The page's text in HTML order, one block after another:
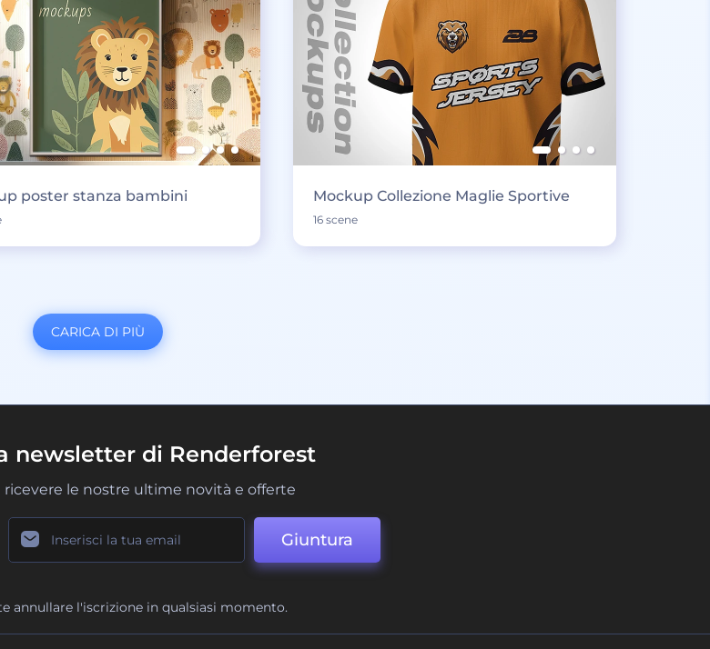
poster stanza bambini Mockup Collezione Maglie Sportive
16 scene
CARICA DI PIÙ
newsletter di Renderforest
ricevere le nostre ultime novità e offerte
Giuntura
annullare l'iscrizione in qualsiasi momento.